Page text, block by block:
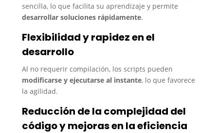
sencilla, lo que facilita su aprendizaje y permite
desarrollar soluciones rápidamente.
Flexibilidad y rapidez en el
desarrollo
Al no requerir compilación, los scripts pueden
modificarse y ejecutarse al instante, lo que favorece
la agilidad.
Reducción de la complejidad del
código y mejoras en la eficiencia